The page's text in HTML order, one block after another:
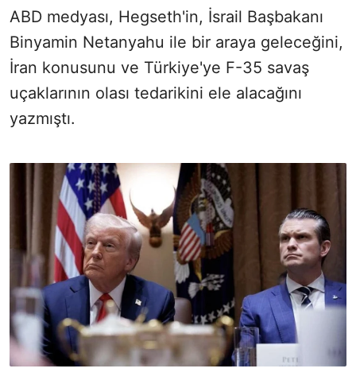
ABD medyası, Hegseth'in, İsrail Başbakanı
Binyamin Netanyahu ile bir araya geleceğini,
İran konusunu ve Türkiye'ye F-35 savaş
uçaklarının olası tedarikini ele alacağını
yazmıştı.